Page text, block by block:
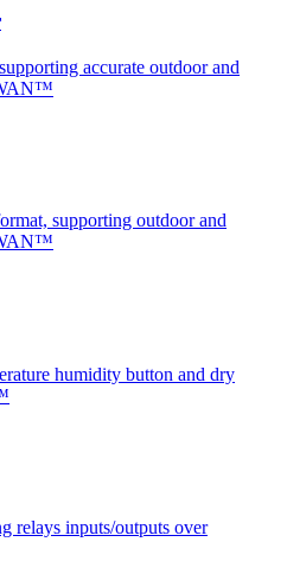
accurate outdoor and
supporting outdoor and
humidity button and dry
relays inputs/outputs over